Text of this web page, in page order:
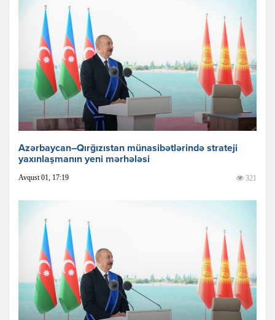
Azərbaycan–Qırğızıstan münasibətlərində strateji
yaxınlaşmanın yeni mərhələsi
Avqust 01, 17:19 321